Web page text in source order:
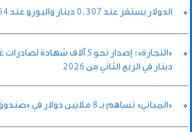
الدولار يستقر عند 0.307 دينار واليورو عند 0.354 دينار
دينار في الربع الثاني من 2026
«المباني» تساهم بـ 8 ملايين دولار في «صندوق الكويت للاستجابة الطارئة»